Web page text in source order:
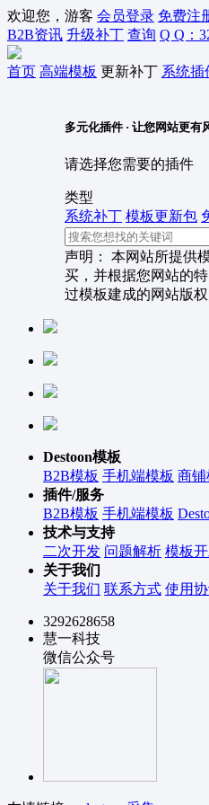
欢迎您，游客 会员登录 免费注
B2B资讯 升级补丁 查询 Q Q：
首页 高端模板 更新补丁 系统插
多元化插件 · 让您网站更有
请选择您需要的插件
类型
系统补丁 模板更新包
声明：
本网站所提供
买，并根据您网站的
过模板建成的网站版
Destoon模板
B2B模板 手机端模板 商铺
插件/服务
B2B模板 手机端模板
技术与支持
二次开发 问题解析 模板
关于我们
关于我们 联系方式 使用
3292628658
慧一科技
微信公众号